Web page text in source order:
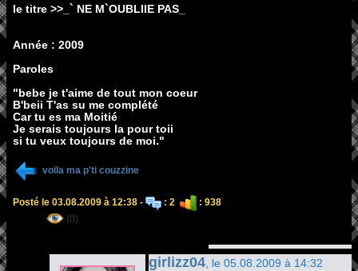
le titre >>_` NE M`OUBLIIE PAS_
Année : 2009
Paroles
"bebe je t'aime de tout mon coeur
B'beii T'as su me complété
Car tu es ma Moitié
Je serais toujours la pour toii
si tu veux toujours de moi."
voila ma p'ti couzzine
Posté le 03.08.2009 à 12:38 - : 2
: 938
(0)
girlizz04 , le 05.08.2009 à 14:32